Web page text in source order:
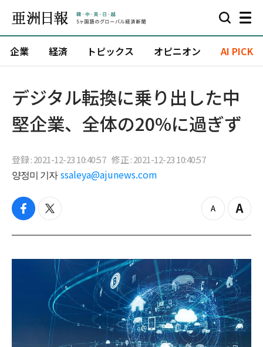
企業 経済 トピックス オピニオン AI PICK
デジタル転換に乗り出した中
堅企業、全体の20%に過ぎず
登録 : 2021-12-23 10:40:57 修正 : 2021-12-23 10:40:57
양정미 기자 ssaleya@ajunews.com
f
c
b
t
i
t
z
o
o
t
Z
o
i
n